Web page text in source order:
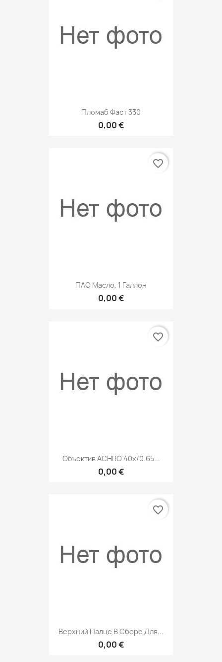
Пломаб Фаст 330
0,00 €
ПАО Масло, 1 Галлон
0,00 €
favorite_border
Объектив ACHRO 40x/0.65...
0,00 €
favorite_border
Верхний Палце В Сборе Для...
0,00 €
favorite_border